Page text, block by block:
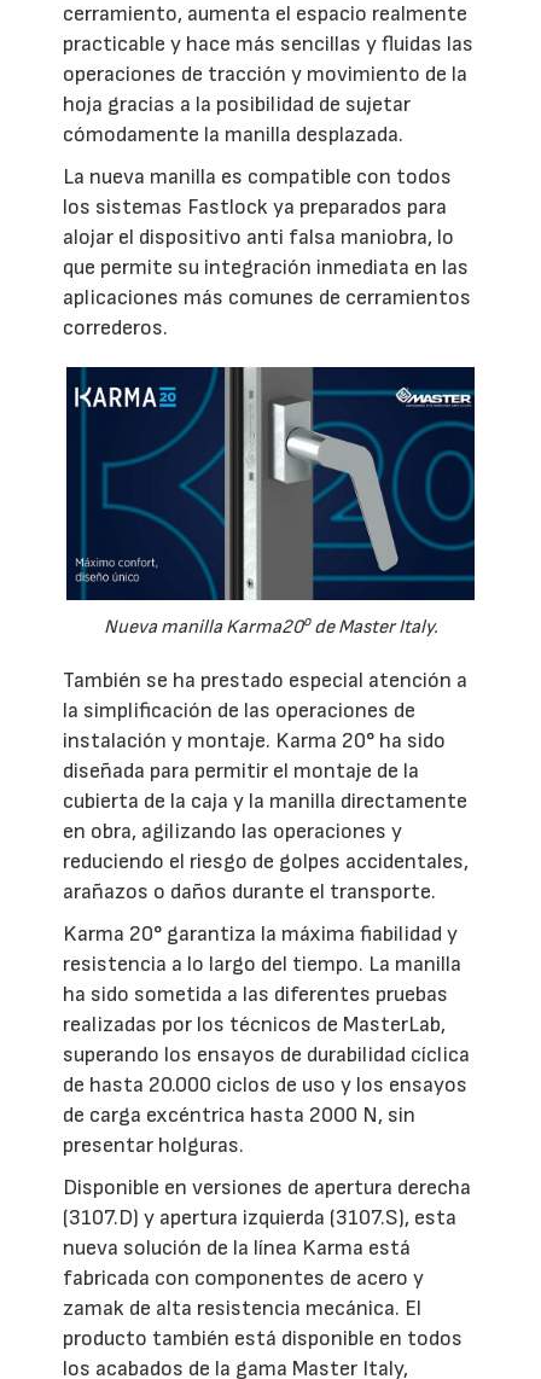
cerramiento, aumenta el espacio realmente
practicable y hace más sencillas y fluidas las
operaciones de tracción y movimiento de la
hoja gracias a la posibilidad de sujetar
cómodamente la manilla desplazada.
La nueva manilla es compatible con todos
los sistemas Fastlock ya preparados para
alojar el dispositivo anti falsa maniobra, lo
que permite su integración inmediata en las
aplicaciones más comunes de cerramientos
correderos.
Nueva manilla Karma20o de Master Italy.
También se ha prestado especial atención a
la simplificación de las operaciones de
instalación y montaje. Karma 20° ha sido
diseñada para permitir el montaje de la
cubierta de la caja y la manilla directamente
en obra, agilizando las operaciones y
reduciendo el riesgo de golpes accidentales,
arañazos o daños durante el transporte.
Karma 20° garantiza la máxima fiabilidad y
resistencia a lo largo del tiempo. La manilla
ha sido sometida a las diferentes pruebas
realizadas por los técnicos de MasterLab,
superando los ensayos de durabilidad cíclica
de hasta 20.000 ciclos de uso y los ensayos
de carga excéntrica hasta 2000 N, sin
presentar holguras.
Disponible en versiones de apertura derecha
(3107.D) y apertura izquierda (3107.S), esta
nueva solución de la línea Karma está
fabricada con componentes de acero y
zamak de alta resistencia mecánica. El
producto también está disponible en todos
los acabados de la gama Master Italy,